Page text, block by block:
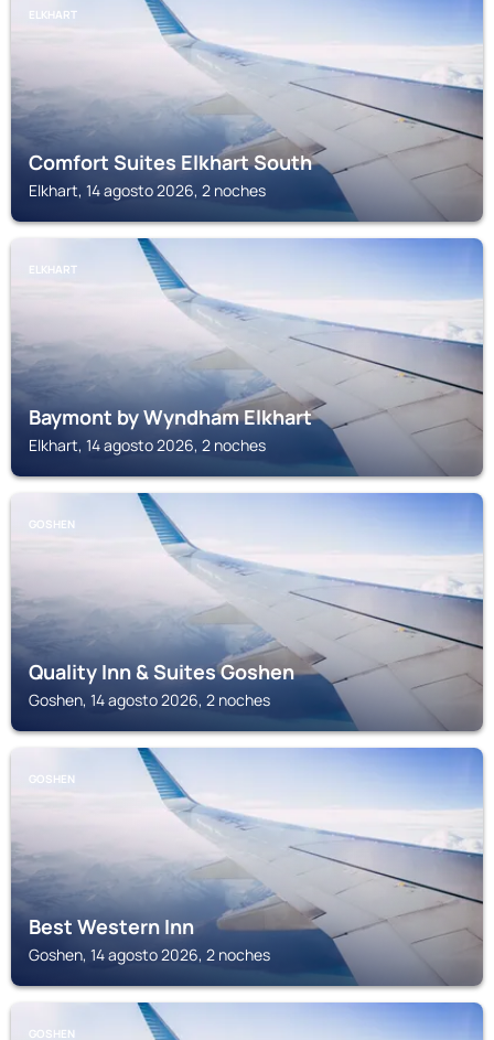
ELKHART
Comfort Suites Elkhart South
Elkhart, 14 agosto 2026, 2 noches
ELKHART
Baymont by Wyndham Elkhart
Elkhart, 14 agosto 2026, 2 noches
GOSHEN
Quality Inn & Suites Goshen
Goshen, 14 agosto 2026, 2 noches
GOSHEN
Best Western Inn
Goshen, 14 agosto 2026, 2 noches
GOSHEN